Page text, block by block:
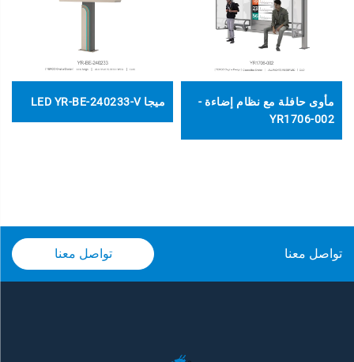
مأوى حافلة مع نظام إضاءة -
YR1706-002
ميجا LED YR-BE-240233-V
تواصل معنا تواصل معنا